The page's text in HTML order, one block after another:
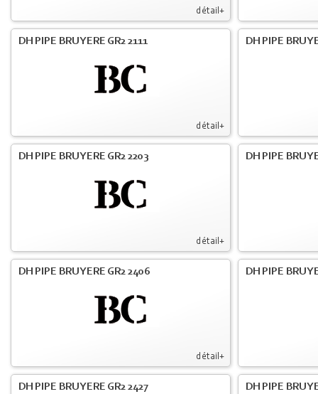
détail+
détail+
DH PIPE BRUYERE GR2 2111 DH PIPE
détail+
DH PIPE BRUYERE GR2 2203 DH PIPE
détail+
DH PIPE BRUYERE GR2 2406 DH PIPE
DH PIPE BRUYERE GR2 2427 DH PIPE